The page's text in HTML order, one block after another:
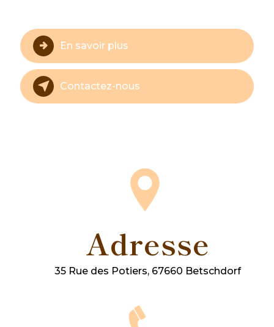
En savoir plus
Contactez-nous
Adresse
35 Rue des Potiers, 67660 Betschdorf